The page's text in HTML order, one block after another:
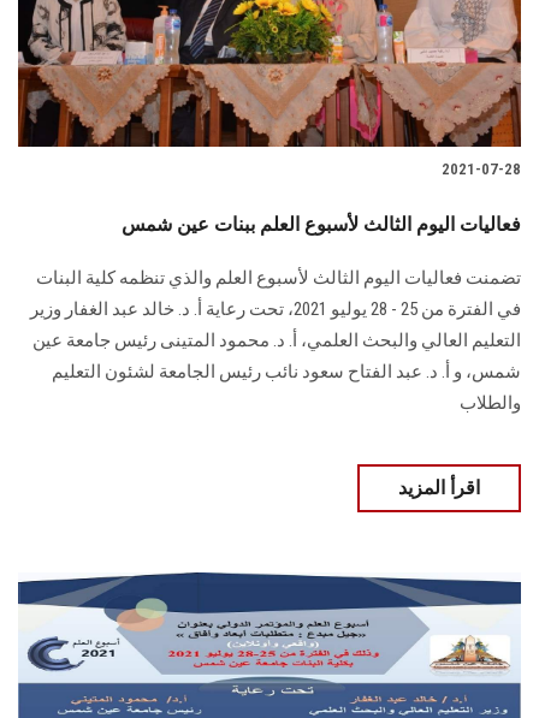
2021-07-28
فعاليات اليوم الثالث لأسبوع العلم ببنات عين شمس
تضمنت فعاليات اليوم الثالث لأسبوع العلم والذي تنظمه كلية البنات
في الفترة من 25 - 28 يوليو 2021، تحت رعاية أ. د. خالد عبد الغفار وزير
التعليم العالي والبحث العلمي، أ. د. محمود المتينى رئيس جامعة عين
شمس، و أ. د. عبد الفتاح سعود نائب رئيس الجامعة لشئون التعليم
والطلاب
اقرأ المزيد